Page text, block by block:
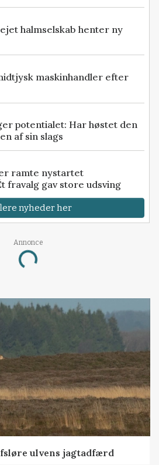
halmselskab henter ny
maskinhandler efter
potentialet: Har høstet den
af sin slags
ramte nystartet
fravalg gav store udsving
nyheder her
Annonce
Loading...
ulvens jagtadfærd